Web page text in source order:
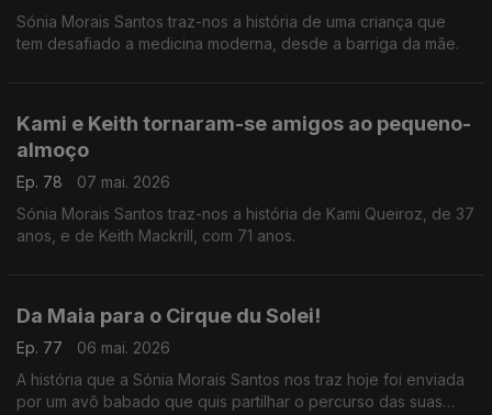
Sónia Morais Santos traz-nos a história de uma criança que
tem desafiado a medicina moderna, desde a barriga da mãe.
Kami e Keith tornaram-se amigos ao pequeno-
almoço
Ep. 78
07 mai. 2026
Sónia Morais Santos traz-nos a história de Kami Queiroz, de 37
anos, e de Keith Mackrill, com 71 anos.
Da Maia para o Cirque du Solei!
Ep. 77
06 mai. 2026
A história que a Sónia Morais Santos nos traz hoje foi enviada
por um avô babado que quis partilhar o percurso das suas